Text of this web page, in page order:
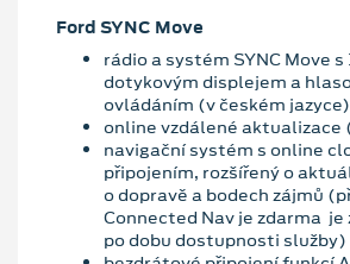
Ford SYNC Move
rádio a systém SYNC Move
dotykovým displejem a
ovládáním (v českém jazyce)
online vzdálené aktualizace
navigační systém s online
připojením, rozšířený o
o dopravě a bodech zájmů
Connected Nav je zdarma je
po dobu dostupnosti služby)